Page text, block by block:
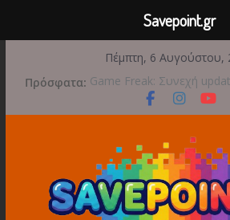
περιεχόμενο
Πέμπτη, 6 Αυγούστου,
Πρόσφατα: Game Freak: Συνεχή
Reincarnation μετά την
Μια φωτογραφική
Διασχίστε τους ουρανούς
Skies αυτό το φθινόπωρο
Διακοπές και παιχνίδι για
Έρχεται 1η Σεπτεμβρίου
Savepoint.gr